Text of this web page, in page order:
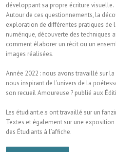
développant sa propre écriture visuelle.
Autour de ces questionnements, la
exploration de différentes pratiques de
numérique, découverte des techniques
comment élaborer un récit ou un
images réalisées.
Année 2022 : nous avons travaillé sur
nous inspirant de l’univers de la
son recueil Amoureuse ? publié aux
Les étudiant.e.s ont travaillé sur un
Textes et également sur une
des Étudiants à l’affiche.